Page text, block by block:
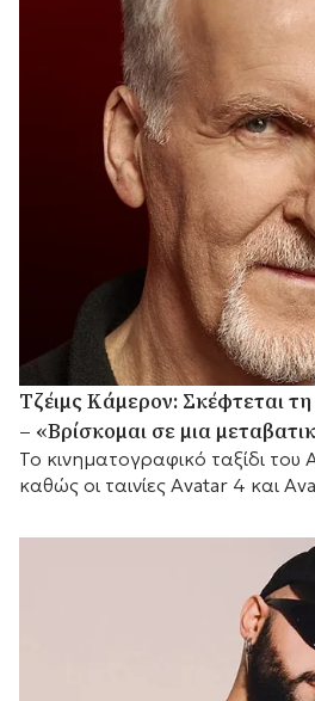
Τζέιμς Κάμερον: Σκέφτεται
– «Βρίσκομαι σε μια
Το κινηματογραφικό ταξίδι του
καθώς οι ταινίες Avatar 4 και
αντίστοιχα